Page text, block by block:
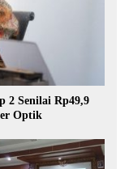
2 Senilai Rp49,9
Optik